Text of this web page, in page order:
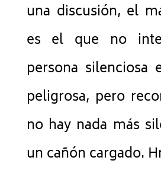
una discusión, el
es el que no
persona silenciosa
peligrosa, pero
no hay nada más
un cañón cargado.